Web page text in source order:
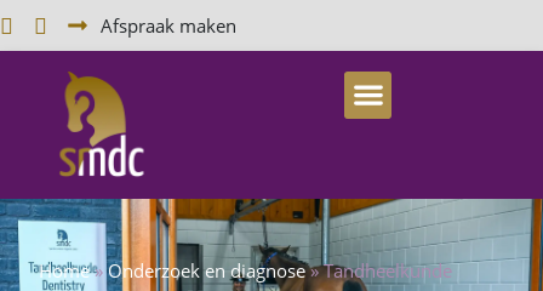
Afspraak maken
Home»Onderzoek en diagnose»Tandheelkunde